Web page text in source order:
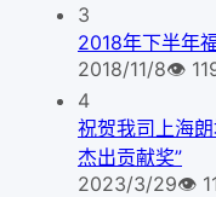
3
2018年下半年
2018/11/8👁
4
祝贺我司上海
杰出贡献奖”
2023/3/29👁